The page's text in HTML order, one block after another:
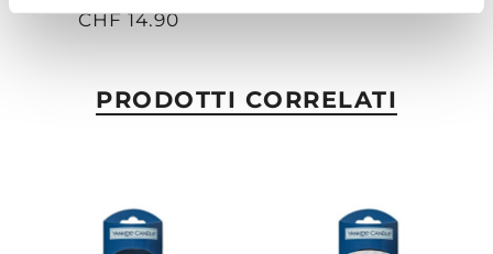
CHF 14.90
PRODOTTI CORRELATI